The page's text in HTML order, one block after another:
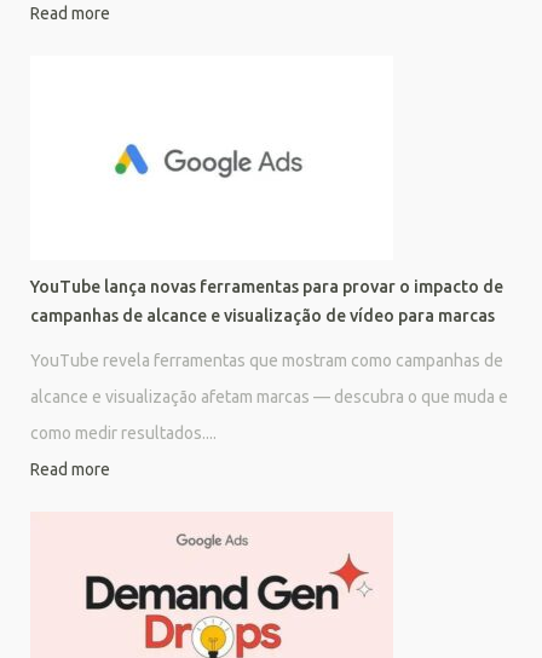
Read more
YouTube lança novas ferramentas para provar o impacto de
campanhas de alcance e visualização de vídeo para marcas
YouTube revela ferramentas que mostram como campanhas de
alcance e visualização afetam marcas — descubra o que muda e
como medir resultados....
Read more